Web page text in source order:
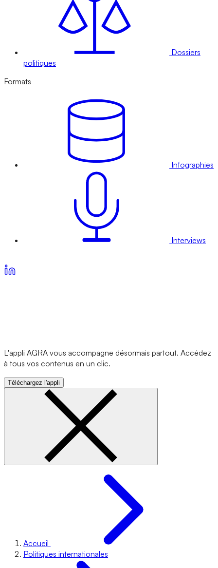
Dossiers
politiques
Formats
Infographies
Interviews
L'appli AGRA vous accompagne désormais partout. Accédez
à tous vos contenus en un clic.
Téléchargez l'appli
Accueil
Politiques internationales